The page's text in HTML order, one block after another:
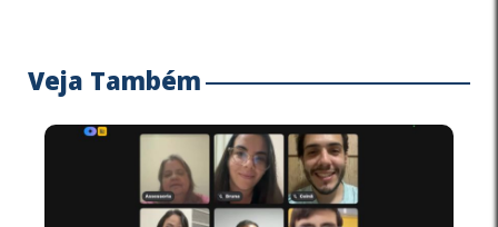
Veja Também